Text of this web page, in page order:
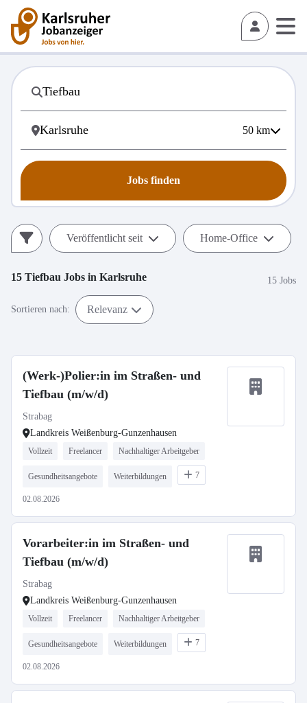
50 km
Jobs finden
Veröffentlicht seit Home-Office
15 Tiefbau Jobs in Karlsruhe 15 Jobs
Sortieren nach: Relevanz
(Werk-)Polier:in im Straßen- und
Tiefbau (m/w/d)
Strabag
Landkreis Weißenburg-Gunzenhausen
Vollzeit Freelancer Nachhaltiger Arbeitgeber
Gesundheitsangebote Weiterbildungen 7
02.08.2026
Vorarbeiter:in im Straßen- und
Tiefbau (m/w/d)
Strabag
Landkreis Weißenburg-Gunzenhausen
Vollzeit Freelancer Nachhaltiger Arbeitgeber
Gesundheitsangebote Weiterbildungen 7
02.08.2026